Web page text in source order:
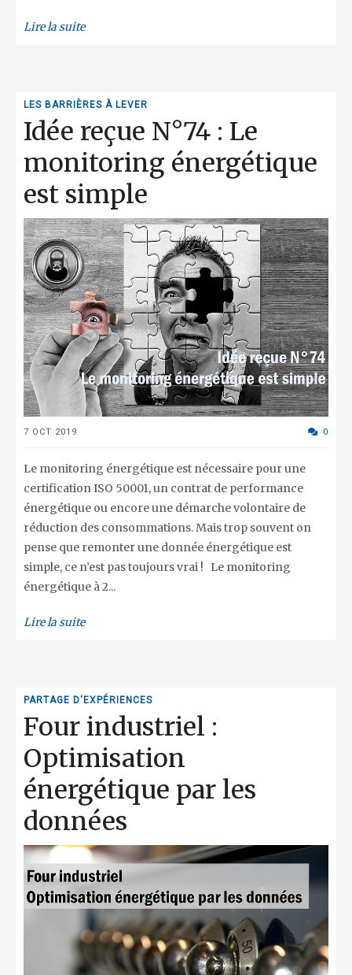
Lire la suite
LES BARRIÈRES À LEVER
Idée reçue N°74 : Le
monitoring énergétique
est simple
7 OCT 2019 0
Le monitoring énergétique est nécessaire pour une
certification ISO 50001, un contrat de performance
énergétique ou encore une démarche volontaire de
réduction des consommations. Mais trop souvent on
pense que remonter une donnée énergétique est
simple, ce n’est pas toujours vrai ! Le monitoring
énergétique à 2...
Lire la suite
PARTAGE D'EXPÉRIENCES
Four industriel :
Optimisation
énergétique par les
données